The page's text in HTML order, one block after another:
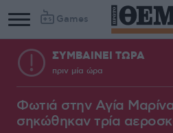
Games
ΣΥΜΒΑΙΝΕΙ ΤΩΡΑ
πριν μία ώρα
Φωτιά στην Aγία
σηκώθηκαν τρία